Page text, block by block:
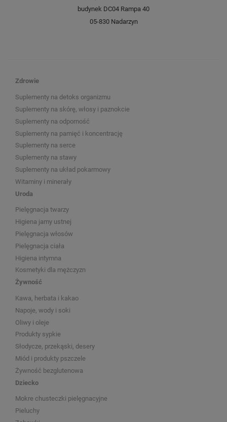
budynek DC04 Rampa 40
05-830 Nadarzyn
Zdrowie
Suplementy na detoks organizmu
Suplementy na skórę, włosy i paznokcie
Suplementy na odporność
Suplementy na pamięć i koncentrację
Suplementy na serce
Suplementy na stawy
Suplementy na układ pokarmowy
Witaminy i minerały
Uroda
Pielęgnacja twarzy
Higiena jamy ustnej
Pielęgnacja włosów
Pielęgnacja ciała
Higiena intymna
Kosmetyki dla mężczyzn
Żywność
Kawa, herbata i kakao
Napoje, wody i soki
Oliwy i oleje
Produkty sypkie
Słodycze, przekąski, desery
Miód i produkty pszczele
Żywność bezglutenowa
Dziecko
Mokre chusteczki pielęgnacyjne
Pieluchy